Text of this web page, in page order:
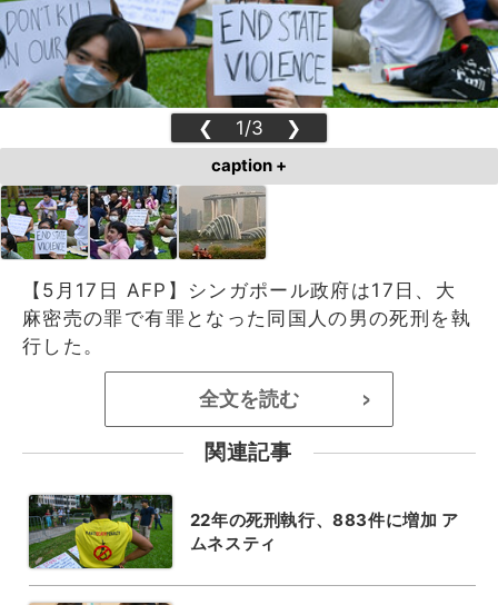
❮ 1/3 ❯
caption +
【5月17日 AFP】シンガポール政府は17日、大
麻密売の罪で有罪となった同国人の男の死刑を執
行した。
全文を読む >
関連記事
22年の死刑執行、883件に増加 ア
ムネスティ